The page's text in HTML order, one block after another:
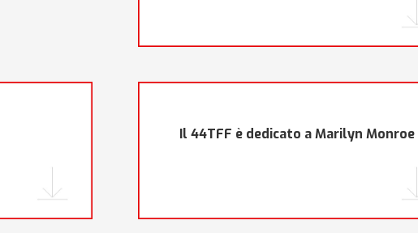
Il 44TFF è dedicato a Marilyn Monroe